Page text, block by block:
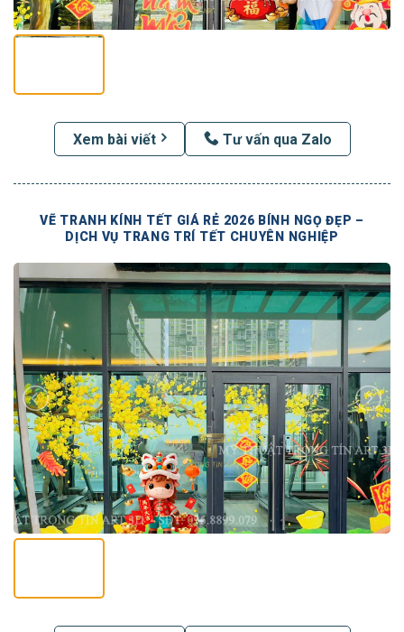
Xem bài viết Tư vấn qua Zalo
VẼ TRANH KÍNH TẾT GIÁ RẺ 2026 BÍNH NGỌ ĐẸP –
DỊCH VỤ TRANG TRÍ TẾT CHUYÊN NGHIỆP